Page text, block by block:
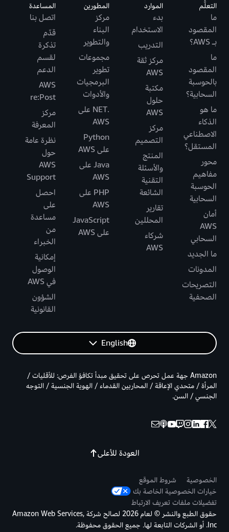
التعلُّم
ما
المقصود
بـ AWS؟
ما
المقصود
بالحوسبة
السحابية؟
ما هو
الذكاء
الاصطناعي
المستقل؟
محور
مفاهيم
الحوسبة
السحابية
أمان
AWS
السحابي
ما الجديد
المدونات
التصريحات
الصحفية
الموارد
بدء
الاستخدام
التدريب
مركز ثقة
AWS
مكتبة
حلول
AWS
مركز
التصميم
المنتج
والأسئلة
التقنية
الشائعة
تقارير
المحللين
شركاء
AWS
المطورين
مركز
البناء
والتطوير
مجموعات
تطوير
البرمجيات
والأدوات
.NET على
AWS
Python
على AWS
Java على
AWS
PHP على
AWS
JavaScript
على AWS
المساعدة
اتصل بنا
قدّم
تذكرة
لقسم
الدعم
AWS
re:Post
مركز
المعرفة
نظرة عامة
حول
AWS
Support
احصل
على
مساعدة
من
الخبراء
إمكانية
الوصول
في AWS
الشؤون
القانونية
English
العودة للأعلى
Amazon جهة عمل تحرص على تحقيق مبدأ تكافؤ الفرص: للأقليات /
المرأة / متحدي الإعاقة / المحاربين القدماء / الهوية الجنسية / التوجه
الجنسي / السن.
الخصوصية
شروط الموقع
خيارات الخصوصية الخاصة بك
تفضيلات ملفات تعريف الارتباط
حقوق الطبع والنشر © لعام 2026 لصالح شركة Amazon Web Services,
Inc. أو الشركات التابعة لها. جميع الحقوق محفوظة.